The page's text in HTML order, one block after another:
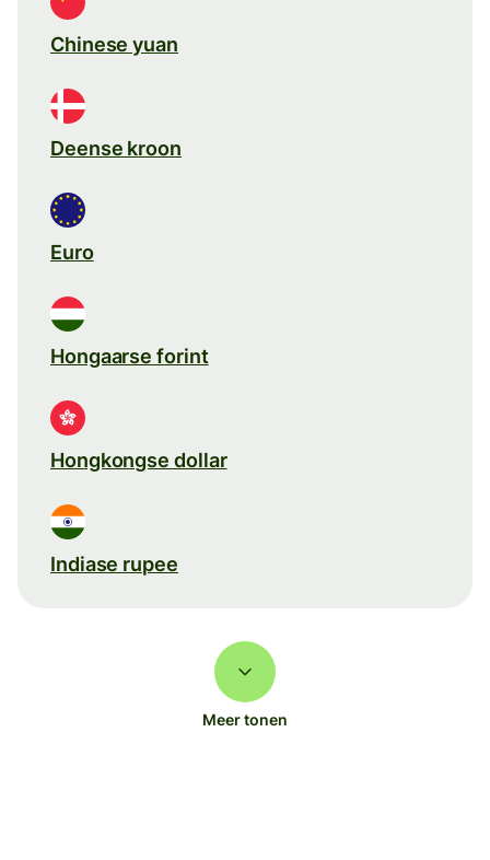
Chinese yuan
Deense kroon
Euro
Hongaarse forint
Hongkongse dollar
Indiase rupee
Meer tonen